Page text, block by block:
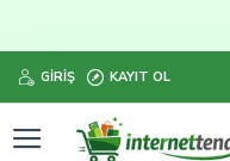
GIRIŞ KAYIT OL